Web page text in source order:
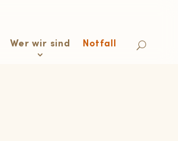
Wer wir sind Notfall